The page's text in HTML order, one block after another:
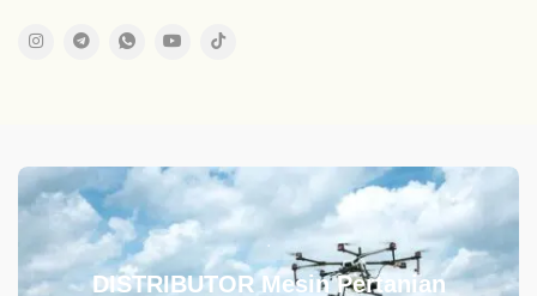
.
DISTRIBUTOR Mesin Pertanian